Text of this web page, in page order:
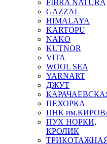
FIBRA NATURA
GAZZAL
HIMALAYA
KARTOPU
NAKO
KUTNOR
VITA
WOOL SEA
YARNART
ДЖУТ
ПЕХОРКА
ПНК
ПУХ НОРКИ,
КРОЛИК